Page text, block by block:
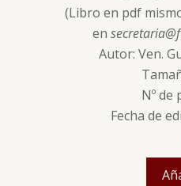
(Libro en pdf
en
Autor: Ven.
Nº de
Fecha de